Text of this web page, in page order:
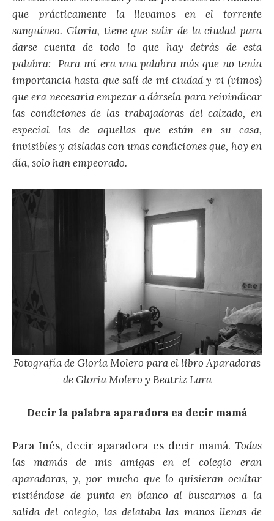
que prácticamente la llevamos en el torrente
sanguíneo. Gloria, tiene que salir de la ciudad para
darse cuenta de todo lo que hay detrás de esta
palabra: Para mí era una palabra más que no tenía
importancia hasta que salí de mi ciudad y vi (vimos)
que era necesaria empezar a dársela para reivindicar
las condiciones de las trabajadoras del calzado, en
especial las de aquellas que están en su casa,
invisibles y aisladas con unas condiciones que, hoy en
día, solo han empeorado.
Fotografía de Gloria Molero para el libro Aparadoras
de Gloria Molero y Beatriz Lara
Decir la palabra aparadora es decir mamá
Para Inés, decir aparadora es decir mamá. Todas
las mamás de mis amigas en el colegio eran
aparadoras, y, por mucho que lo quisieran ocultar
vistiéndose de punta en blanco al buscarnos a la
salida del colegio, las delataba las manos llenas de